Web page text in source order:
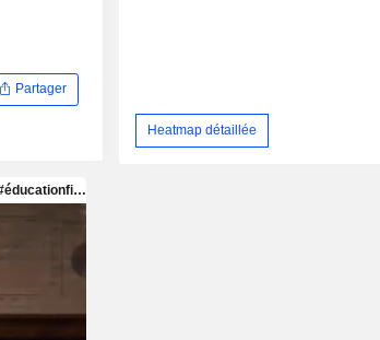
Partager
Heatmap détaillée